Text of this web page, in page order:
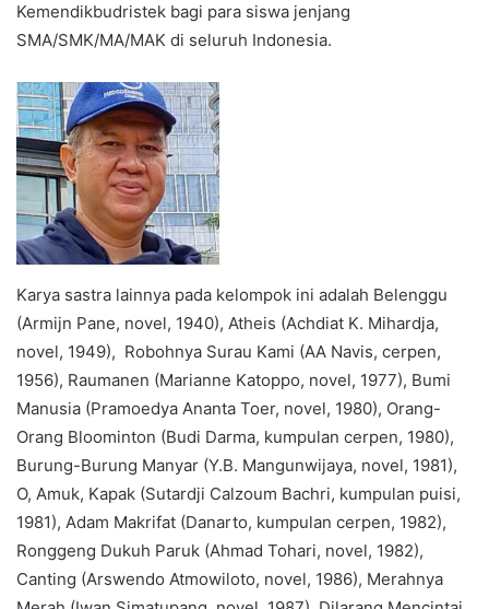
Kemendikbudristek bagi para siswa jenjang
SMA/SMK/MA/MAK di seluruh Indonesia.
Karya sastra lainnya pada kelompok ini adalah Belenggu
(Armijn Pane, novel, 1940), Atheis (Achdiat K. Mihardja,
novel, 1949), Robohnya Surau Kami (AA Navis, cerpen,
1956), Raumanen (Marianne Katoppo, novel, 1977), Bumi
Manusia (Pramoedya Ananta Toer, novel, 1980), Orang-
Orang Bloominton (Budi Darma, kumpulan cerpen, 1980),
Burung-Burung Manyar (Y.B. Mangunwijaya, novel, 1981),
O, Amuk, Kapak (Sutardji Calzoum Bachri, kumpulan puisi,
1981), Adam Makrifat (Danarto, kumpulan cerpen, 1982),
Ronggeng Dukuh Paruk (Ahmad Tohari, novel, 1982),
Canting (Arswendo Atmowiloto, novel, 1986), Merahnya